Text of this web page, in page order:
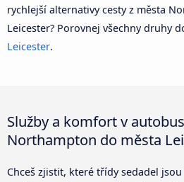
rychlejší alternativy cesty z města
Leicester? Porovnej všechny druhy
Leicester.
Služby a komfort v
Northampton do města
Chceš zjistit, které třídy sedadel